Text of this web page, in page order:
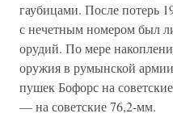
гаубицами. После потерь
с нечетным номером был
орудий. По мере
оружия в румынской
пушек Бофорс на
— на советские 76,2-мм.